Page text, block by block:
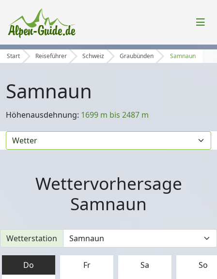
Start Reiseführer Schweiz Graubünden Samnaun
Samnaun
Höhenausdehnung: 1699 m bis 2487 m
Wettervorhersage
Samnaun
Wetterstation
Do Fr Sa So